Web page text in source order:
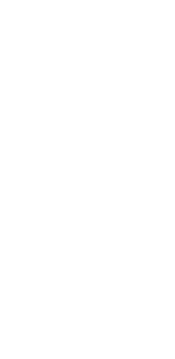
– کتاب نخبگان ایران